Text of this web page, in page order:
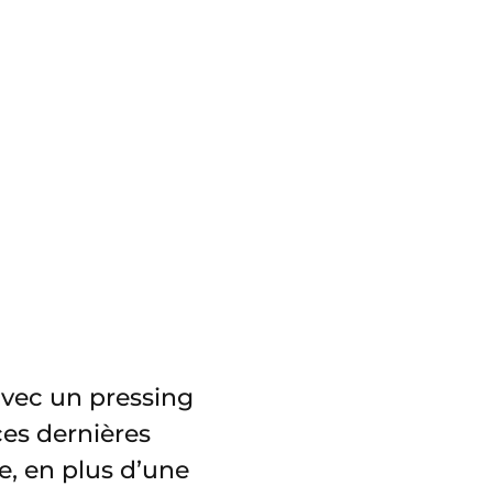
un pressing
dernières
en plus d’une